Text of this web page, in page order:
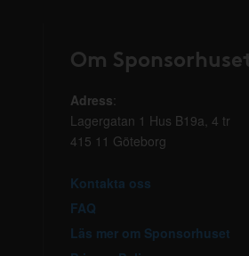
Om
Adress:
Lagergatan 1 Hus B19a, 4 tr
415 11 Göteborg
Kontakta oss
FAQ
Läs mer om Sponsorhuset